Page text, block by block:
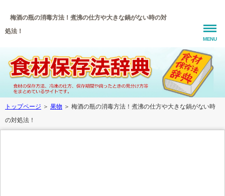
梅酒の瓶の消毒方法！煮沸の仕方や大きな鍋がない時の対
処法！
MENU
トップページ ＞ 果物 ＞ 梅酒の瓶の消毒方法！煮沸の仕方や大きな鍋がない時
の対処法！